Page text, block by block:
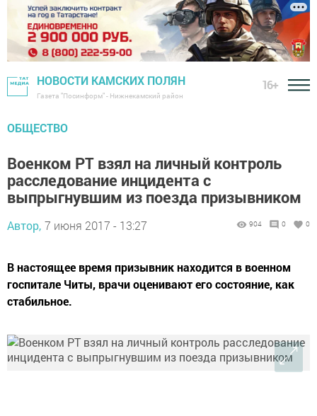
НОВОСТИ КАМСКИХ ПОЛЯН
Газета "Посинформ" - Нижнекамский район
16+
ОБЩЕСТВО
Военком РТ взял на личный контроль
расследование инцидента с
выпрыгнувшим из поезда призывником
Автор, 7 июня 2017 - 13:27 904 0 0
В настоящее время призывник находится в военном
госпитале Читы, врачи оценивают его состояние, как
стабильное.